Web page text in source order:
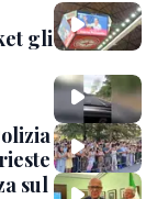
gli
sul